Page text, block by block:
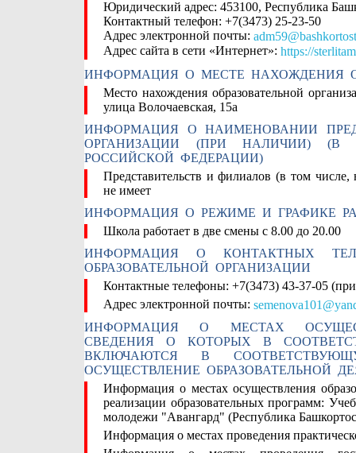
Юридический адрес: 453100, Республика
Контактный телефон: +7(3473) 25-23-50
Адрес электронной почты:
Адрес сайта в сети «Интернет»: https://
ИНФОРМАЦИЯ О МЕСТЕ НАХОЖДЕНИЯ
Место нахождения образовательной
улица Волочаевская, 15а
ИНФОРМАЦИЯ О НАИМЕНОВАНИИ
ОРГАНИЗАЦИИ (ПРИ НАЛИЧИИ)
РОССИЙСКОЙ ФЕДЕРАЦИИ)
Представительств и филиалов (в том числе,
не имеет
ИНФОРМАЦИЯ О РЕЖИМЕ И ГРАФИКЕ
Школа работает в две смены с 8.00 до 20.00
ИНФОРМАЦИЯ О КОНТАКТНЫХ
ОБРАЗОВАТЕЛЬНОЙ ОРГАНИЗАЦИИ
Контактные телефоны: +7(3473) 43-37-05
Адрес электронной почты:
ИНФОРМАЦИЯ О МЕСТАХ
СВЕДЕНИЯ О КОТОРЫХ В
ВКЛЮЧАЮТСЯ В
ОСУЩЕСТВЛЕНИЕ ОБРАЗОВАТЕЛЬНОЙ
Информация о местах осуществления
реализации образовательных программ:
молодежи "Авангард" (Республика
Информация о местах проведения